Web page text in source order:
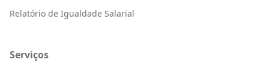
Relatório de Igualdade Salarial
Serviços